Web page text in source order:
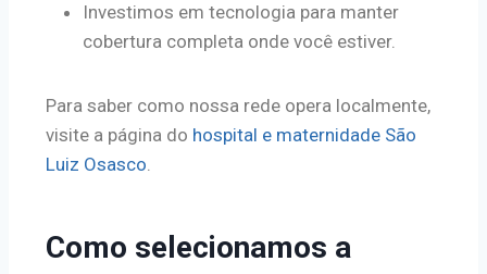
Investimos em tecnologia para manter
cobertura completa onde você estiver.
Para saber como nossa rede opera localmente,
visite a página do hospital e maternidade São
Luiz Osasco.
Como selecionamos a